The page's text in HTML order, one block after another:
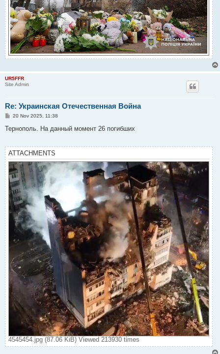
UR5FFR
Site Admin
Re: Украинская Отечественная Война
P
s
t
20 Nov 2025, 11:38
Тернополь. На данный момент 26 погибших
ATTACHMENTS
4545454.jpg (87.06 KiB) Viewed 213930 times